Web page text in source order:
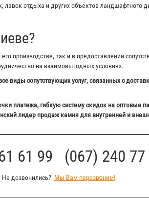
отдыха и других объектов ландшафтного
производстве, так и в предоставлении
на взаимовыгодных условиях.
виды сопутствующих услуг, связанных с
платежа, гибкую систему скидок на оптовые
лидер продаж камня для внутренней и
61 99 (067) 240 77
Не дозвонились? Мы Вам перезвоним!